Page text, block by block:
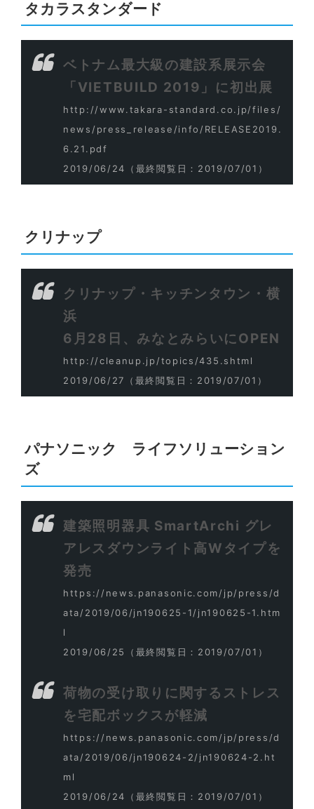
タカラスタンダード
ベトナム最大級の建設系展示会
「VIETBUILD 2019」に初出展
http://www.takara-standard.co.jp/files/
news/press_release/info/RELEASE2019.
6.21.pdf
2019/06/24
（最終閲覧日：2019/07/01）
クリナップ
クリナップ・キッチンタウン・横
浜
6月28日、みなとみらいにOPEN
http://cleanup.jp/topics/435.shtml
2019/06/27
（最終閲覧日：2019/07/01）
パナソニック ライフソリューション
ズ
建築照明器具 SmartArchi グレ
アレスダウンライト高Wタイプを
発売
https://news.panasonic.com/jp/press/d
ata/2019/06/jn190625-1/jn190625-1.htm
l
2019/06/25
（最終閲覧日：2019/07/01）
荷物の受け取りに関するストレス
を宅配ボックスが軽減
https://news.panasonic.com/jp/press/d
ata/2019/06/jn190624-2/jn190624-2.ht
ml
2019/06/24
（最終閲覧日：2019/07/01）